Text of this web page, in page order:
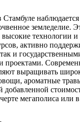
земледелие.
технологии
активно
и
проектами.
выращивать
ароматные
добавленной
мегаполиса или